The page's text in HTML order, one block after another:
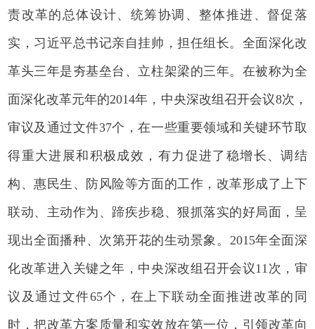
责改革的总体设计、统筹协调、整体推进、督促落
实，习近平总书记亲自挂帅，担任组长。全面深化改
革头三年是夯基垒台、立柱架梁的三年。在被称为全
面深化改革元年的2014年，中央深改组召开会议8次，
审议及通过文件37个，在一些重要领域和关键环节取
得重大进展和积极成效，有力促进了稳增长、调结
构、惠民生、防风险等方面的工作，改革形成了上下
联动、主动作为、蹄疾步稳、狠抓落实的好局面，呈
现出全面播种、次第开花的生动景象。2015年全面深
化改革进入关键之年，中央深改组召开会议11次，审
议及通过文件65个，在上下联动全面推进改革的同
时，把改革方案质量和实效放在第一位，引领改革向